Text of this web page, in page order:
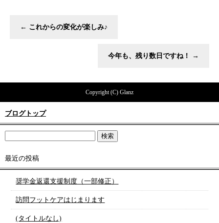
← これからの変化が楽しみ♪
今年も、残り数日ですね！ →
Copyright (C) Glanz
ブログトップ
最近の投稿
奨学金返還支援制度（一部修正）
訪問フットケアはじまります
(タイトルなし)